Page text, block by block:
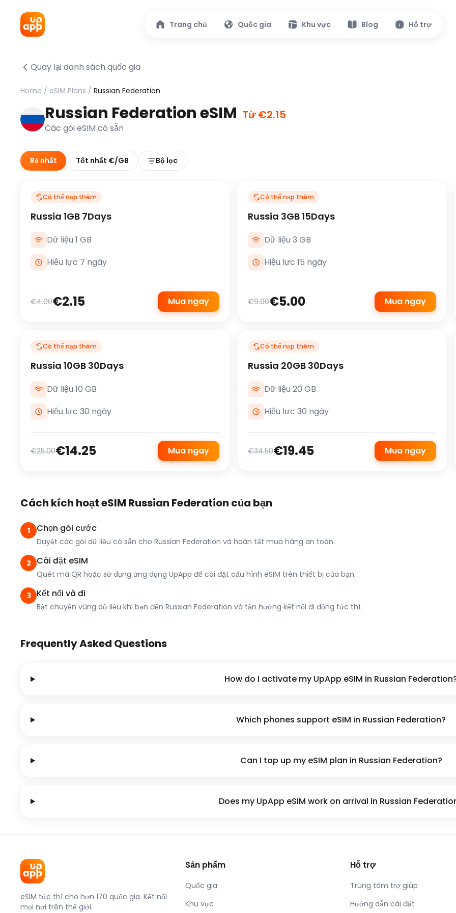
Trang chủ Quốc gia Khu vực Blog Hỗ trợ
Quay lại danh sách quốc gia
Home / eSIM Plans / Russian Federation
Russian Federation eSIM Từ €2.15
Các gói eSIM có sẵn
Rẻ nhất Tốt nhất €/GB Bộ lọc
Có thể nạp thêm
Russia 1GB 7Days
Dữ liệu 1 GB
Hiệu lực 7 ngày
€4.00€2.15 Mua ngay
Có thể nạp thêm
Russia 3GB 15Days
Dữ liệu 3 GB
Hiệu lực 15 ngày
€9.00€5.00 Mua ngay
Có thể nạp thêm
Russia 10GB 30Days
Dữ liệu 10 GB
Hiệu lực 30 ngày
€25.00€14.25 Mua ngay
Có thể nạp thêm
Russia 20GB 30Days
Dữ liệu 20 GB
Hiệu lực 30 ngày
€34.50€19.45 Mua ngay
Cách kích hoạt eSIM Russian Federation của bạn
1 Chọn gói cước
Duyệt các gói dữ liệu có sẵn cho Russian Federation và hoàn tất mua hàng an toàn.
2 Cài đặt eSIM
Quét mã QR hoặc sử dụng ứng dụng UpApp để cài đặt cấu hình eSIM trên thiết bị của bạn.
3 Kết nối và đi
Bật chuyển vùng dữ liệu khi bạn đến Russian Federation và tận hưởng kết nối di động tức thì.
Frequently Asked Questions
How do I activate my UpApp eSIM in Russian
Which phones support eSIM in Russian Federation?
Can I top up my eSIM plan in Russian Federation?
Does my UpApp eSIM work on arrival in Russian
eSIM tức thì cho hơn 170 quốc gia. Kết nối
mọi nơi trên thế giới.
Sản phẩm
Quốc gia
Khu vực
Hỗ trợ
Trung tâm trợ giúp
Hướng dẫn cài đặt